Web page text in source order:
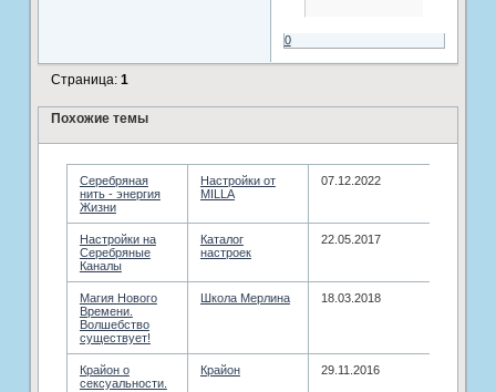
0
Страница: 1
Похожие темы
Серебряная
нить - энергия
Жизни
Настройки от
MILLA
07.12.2022
Настройки на
Серебряные
Каналы
Каталог
настроек
22.05.2017
Магия Нового
Времени.
Волшебство
существует!
­Школа Мерлина 18.03.2018
Крайон о
сексуальности.
Крайон 29.11.2016